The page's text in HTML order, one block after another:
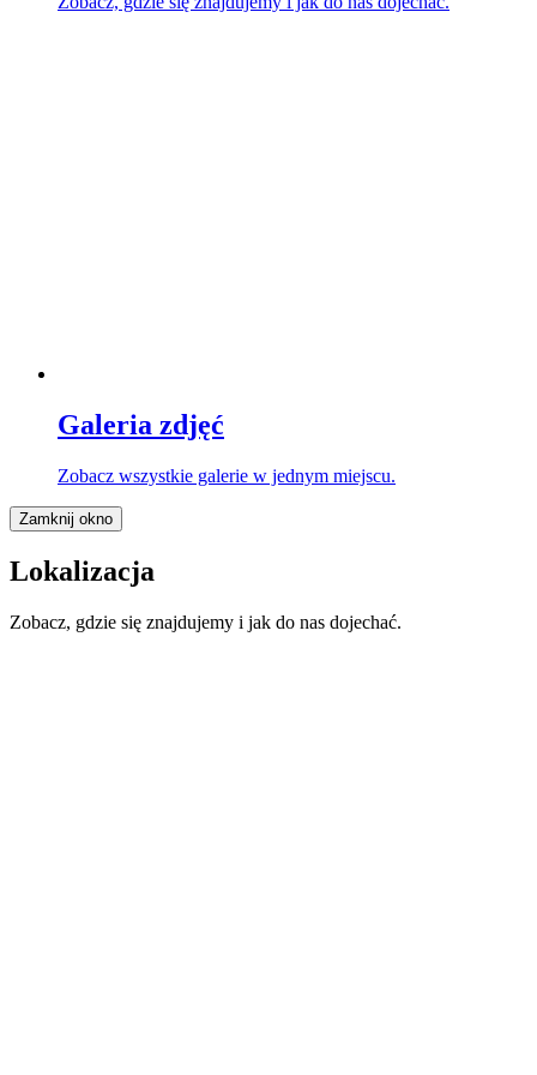
Galeria zdjęć
Zobacz wszystkie galerie w jednym miejscu.
Zamknij okno
Lokalizacja
Zobacz, gdzie się znajdujemy i jak do nas dojechać.